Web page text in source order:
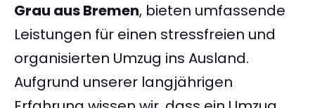
Grau aus Bremen, bieten umfassende
Leistungen für einen stressfreien und
organisierten Umzug ins Ausland.
Aufgrund unserer langjährigen